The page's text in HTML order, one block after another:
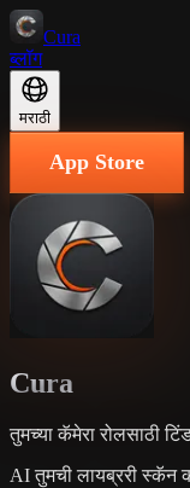
Cura
ब्लॉग
मराठी
App Store
Cura
तुमच्या कॅमेरा रोलसाठी
AI तुमची लायब्ररी स्कॅन